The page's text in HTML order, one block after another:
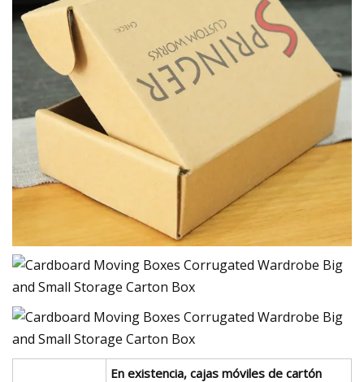
En existencia, cajas móviles de cartón